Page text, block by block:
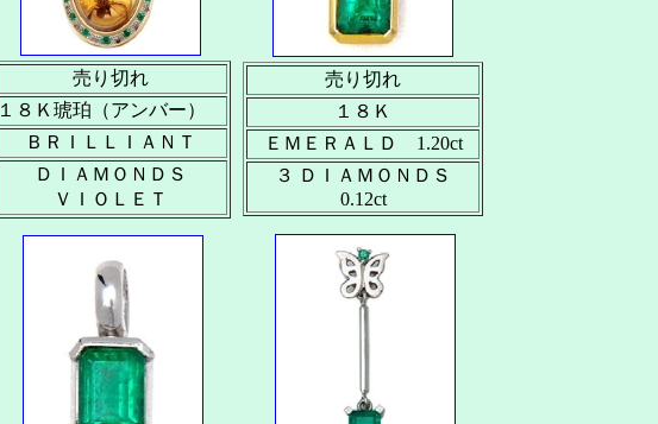
売り切れ
１８Ｋ琥珀（アンバー）
ＢＲＩＬＬＩＡＮＴ
ＤＩＡＭＯＮＤＳ
ＶＩＯＬＥＴ
売り切れ
１８Ｋ
ＥＭＥＲＡＬＤ 1.20ct
３ ＤＩＡＭＯＮＤＳ
0.12ct